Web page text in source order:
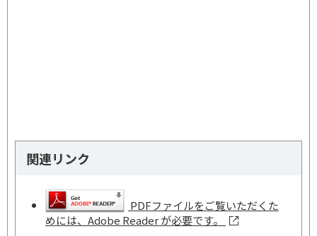
関連リンク
PDFファイルをご覧いただくた
めには、Adobe Reader が必要です。